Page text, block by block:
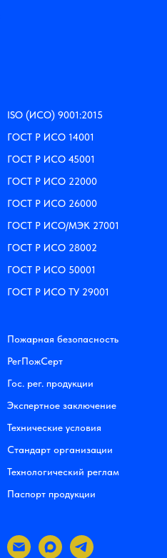
ISO (ИСО) 9001:2015
ГОСТ Р ИСО 14001
ГОСТ Р ИСО 45001
ГОСТ Р ИСО 22000
ГОСТ Р ИСО 26000
ГОСТ Р ИСО/МЭК 27001
ГОСТ Р ИСО 28002
ГОСТ Р ИСО 50001
ГОСТ Р ИСО ТУ 29001
Пожарная безопасность
РегПожСерт
Гос. рег. продукции
Экспертное заключение
Технические условия
Стандарт организации
Технологический реглам
Паспорт продукции